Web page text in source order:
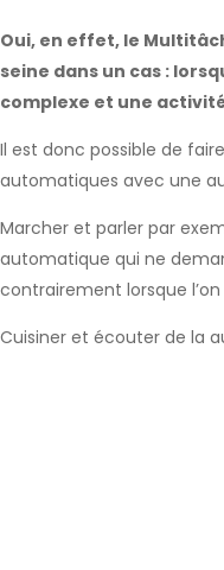
Oui, en effet, le
seine dans un cas :
complexe et une
Il est donc possible de
automatiques avec une
Marcher et parler par
automatique qui ne
contrairement lorsque l’on
Cuisiner et écouter de la